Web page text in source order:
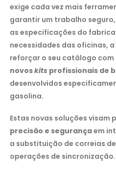
exige cada vez mais
garantir um trabalho
as especificações do
necessidades das oficinas, a
reforçar o seu catálogo
novoskits profissionais de
desenvolvidos
gasolina.
Estas novas soluções visam
precisão e segurançaem
a substituição de correias
operações de sincronização.